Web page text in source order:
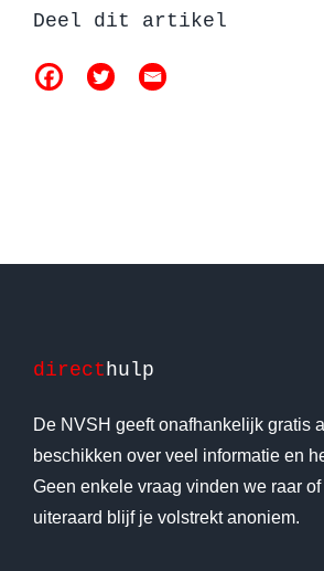
Deel dit artikel
direct hulp
De NVSH geeft onafhankelijk gratis
beschikken over veel informatie en
Geen enkele vraag vinden we raar
uiteraard blijf je volstrekt anoniem.